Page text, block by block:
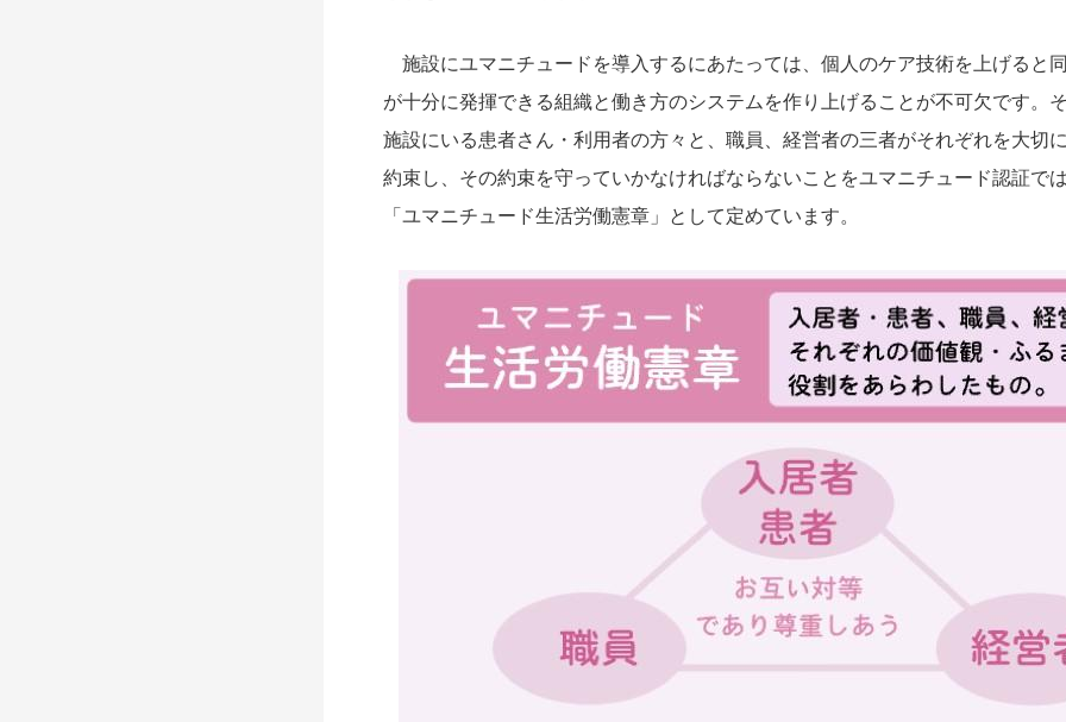
施設にユマニチュードを導入するにあたっては、個人のケア技術を上げると
が十分に発揮できる組織と働き方のシステムを作り上げることが不可欠です。
施設にいる患者さん・利用者の方々と、職員、経営者の三者がそれぞれを大切
約束し、その約束を守っていかなければならないことをユマニチュード認証で
「ユマニチュード生活労働憲章」として定めています。